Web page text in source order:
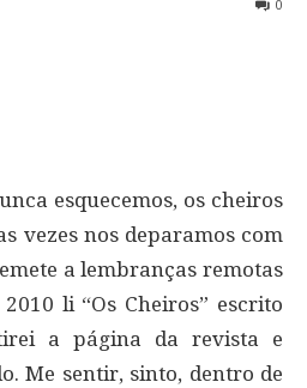
0
esquecemos, os cheiros
vezes nos deparamos com
a lembranças remotas
li “Os Cheiros” escrito
a página da revista e
Me sentir, sinto, dentro de